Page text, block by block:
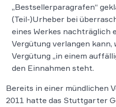
„Bestsellerparagrafen“
(Teil-)Urheber bei
eines Werkes nachträglich
Vergütung verlangen kann,
Vergütung „in einem
den Einnahmen steht.
Bereits in einer mündlichen
2011 hatte das Stuttgarter